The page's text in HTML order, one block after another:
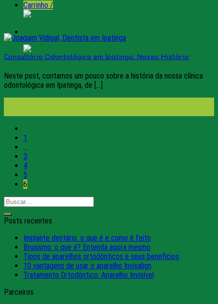
Carrinho /
Consultório Odontológico em Ipatinga. Nossa História
Neste post, contamos um pouco sobre a história da nossa clínica
odontológica em Ipatinga, de [...]
1
…
3
4
5
6
Posts recentes
Implante dentário: o que é e como é feito
Bruxismo: o que é? Entenda agora mesmo
Tipos de aparelhos ortodônticos e seus benefícios
10 vantagens de usar o aparelho Invisalign
Tratamento Ortodôntico: Aparelho Invisível
Parceiros